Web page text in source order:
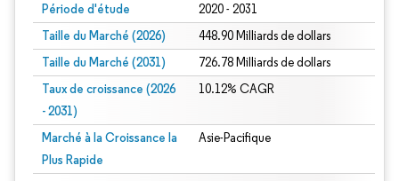
Période d'étude 2020 - 2031
Taille du Marché (2026) 448.90 Milliards de dollars
Taille du Marché (2031) 726.78 Milliards de dollars
Taux de croissance (2026
- 2031)
10.12% CAGR
Marché à la Croissance la
Plus Rapide
Asie-Pacifique